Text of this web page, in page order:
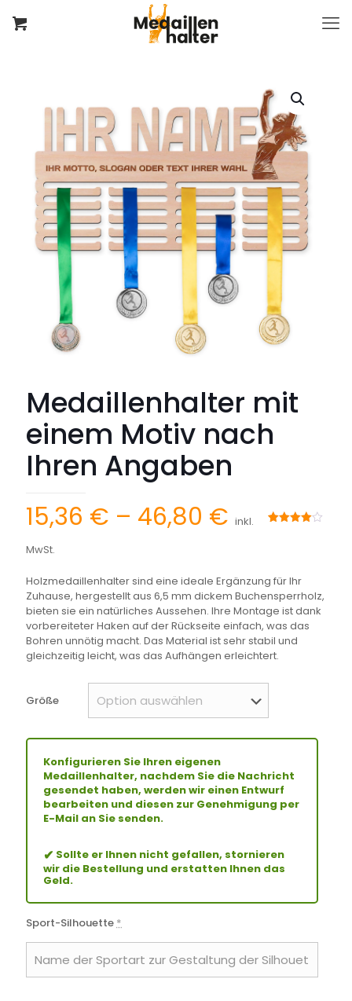
Medaillenhalter mit
einem Motiv nach
Ihren Angaben
Kundenbewertung
15,36 € – 46,80 €
46,80 €
inkl.
MwSt.
Holzmedaillenhalter sind eine ideale Ergänzung für Ihr
Zuhause, hergestellt aus 6,5 mm dickem Buchensperrholz,
bieten sie ein natürliches Aussehen. Ihre Montage ist dank
vorbereiteter Haken auf der Rückseite einfach, was das
Bohren unnötig macht. Das Material ist sehr stabil und
gleichzeitig leicht, was das Aufhängen erleichtert.
Größe
Konfigurieren Sie Ihren eigenen
Medaillenhalter, nachdem Sie die Nachricht
gesendet haben, werden wir einen Entwurf
bearbeiten und diesen zur Genehmigung per
E-Mail an Sie senden.
✔ Sollte er Ihnen nicht gefallen, stornieren
wir die Bestellung und erstatten Ihnen das
Geld.
Sport-Silhouette *